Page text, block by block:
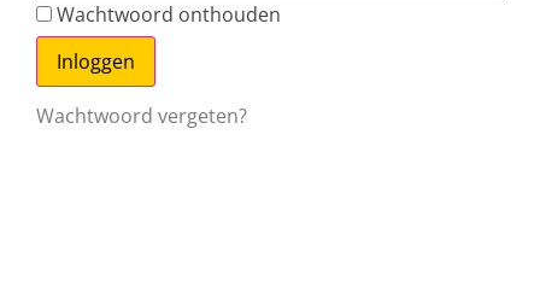
Wachtwoord onthouden
Wachtwoord vergeten?